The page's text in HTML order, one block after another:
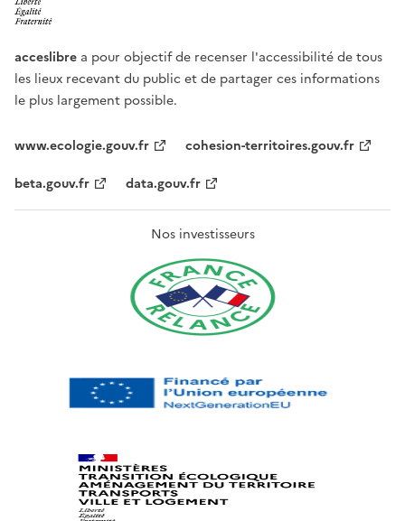
acceslibre a pour objectif de recenser l'accessibilité de tous
les lieux recevant du public et de partager ces informations
le plus largement possible.
www.ecologie.gouv.fr
cohesion-territoires.gouv.fr
beta.gouv.fr
data.gouv.fr
Nos investisseurs